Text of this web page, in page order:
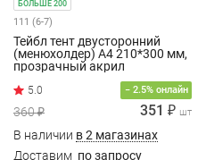
БОЛЬШЕ 200
111 (6-7)
Тейбл тент двусторонний
(менюхолдер) А4 210*300 мм,
прозрачный акрил
5.0 − 2.5% онлайн
360 ₽ 351 ₽ шт
В наличии в 2 магазинах
Доставим по запросу